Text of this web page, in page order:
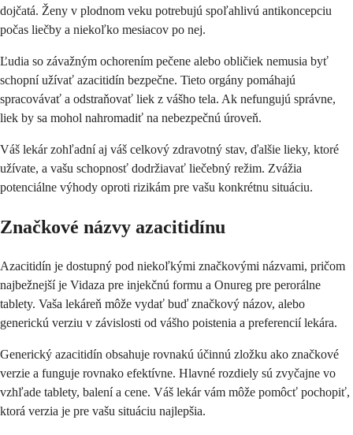
dojčatá. Ženy v plodnom veku potrebujú spoľahlivú antikoncepciu
počas liečby a niekoľko mesiacov po nej.
Ľudia so závažným ochorením pečene alebo obličiek nemusia byť
schopní užívať azacitidín bezpečne. Tieto orgány pomáhajú
spracovávať a odstraňovať liek z vášho tela. Ak nefungujú správne,
liek by sa mohol nahromadiť na nebezpečnú úroveň.
Váš lekár zohľadní aj váš celkový zdravotný stav, ďalšie lieky, ktoré
užívate, a vašu schopnosť dodržiavať liečebný režim. Zvážia
potenciálne výhody oproti rizikám pre vašu konkrétnu situáciu.
Značkové názvy azacitidínu
Azacitidín je dostupný pod niekoľkými značkovými názvami, pričom
najbežnejší je Vidaza pre injekčnú formu a Onureg pre perorálne
tablety. Vaša lekáreň môže vydať buď značkový názov, alebo
generickú verziu v závislosti od vášho poistenia a preferencií lekára.
Generický azacitidín obsahuje rovnakú účinnú zložku ako značkové
verzie a funguje rovnako efektívne. Hlavné rozdiely sú zvyčajne vo
vzhľade tablety, balení a cene. Váš lekár vám môže pomôcť pochopiť,
ktorá verzia je pre vašu situáciu najlepšia.